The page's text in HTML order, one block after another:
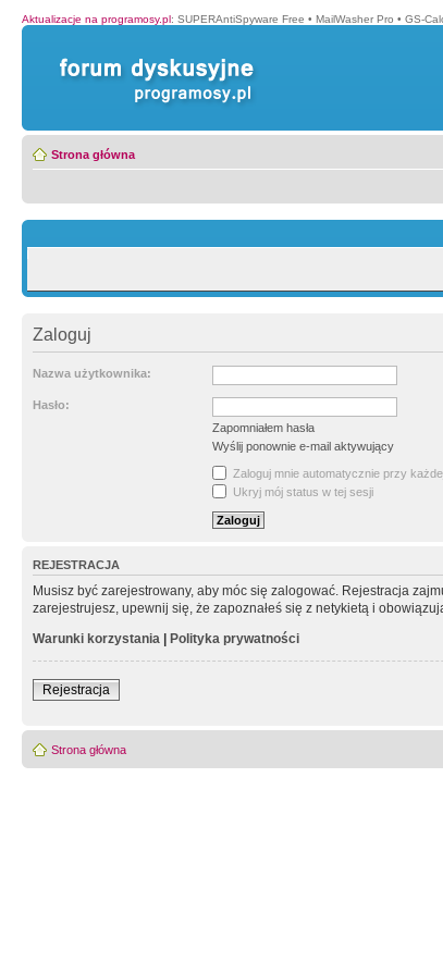
Aktualizacje na programosy.pl: SUPERAntiSpyware Free • MailWasher Pro • GS-
Strona główna
Zaloguj
Nazwa użytkownika:
Hasło:
Zapomniałem hasła
Wyślij ponownie e-mail aktywujący
Zaloguj mnie automatycznie przy
Ukryj mój status w tej sesji
REJESTRACJA
Musisz być zarejestrowany, aby móc się zalogować. Rejestracja
zarejestrujesz, upewnij się, że zapoznałeś się z netykietą i
Warunki korzystania | Polityka prywatności
Rejestracja
Strona główna